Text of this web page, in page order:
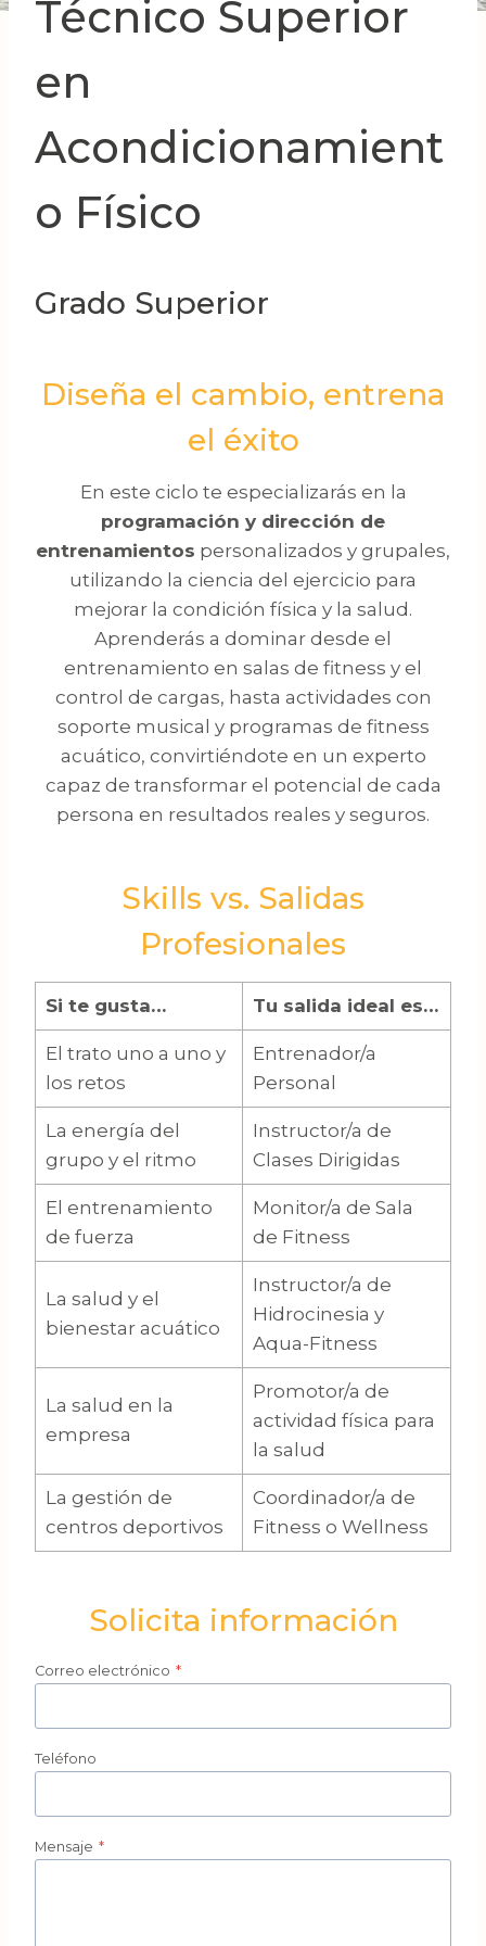
Técnico Superior
en
Acondicionamient
o Físico
Grado Superior
Diseña el cambio, entrena
el éxito
En este ciclo te especializarás en la
programación y dirección de
entrenamientos personalizados y grupales,
utilizando la ciencia del ejercicio para
mejorar la condición física y la salud.
Aprenderás a dominar desde el
entrenamiento en salas de fitness y el
control de cargas, hasta actividades con
soporte musical y programas de fitness
acuático, convirtiéndote en un experto
capaz de transformar el potencial de cada
persona en resultados reales y seguros.
Skills vs. Salidas
Profesionales
Si te gusta… Tu salida ideal es…
El trato uno a uno y
los retos
Entrenador/a
Personal
La energía del
grupo y el ritmo
Instructor/a de
Clases Dirigidas
El entrenamiento
de fuerza
Monitor/a de Sala
de Fitness
La salud y el
bienestar acuático
Instructor/a de
Hidrocinesia y
Aqua-Fitness
La salud en la
empresa
Promotor/a de
actividad física para
la salud
La gestión de
centros deportivos
Coordinador/a de
Fitness o Wellness
Solicita información
Correo electrónico *
Teléfono
Mensaje *